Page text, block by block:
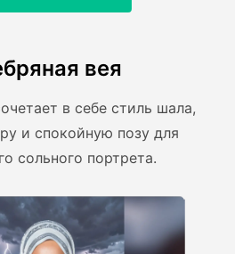
вея
в себе стиль шала,
и спокойную позу для
сольного портрета.